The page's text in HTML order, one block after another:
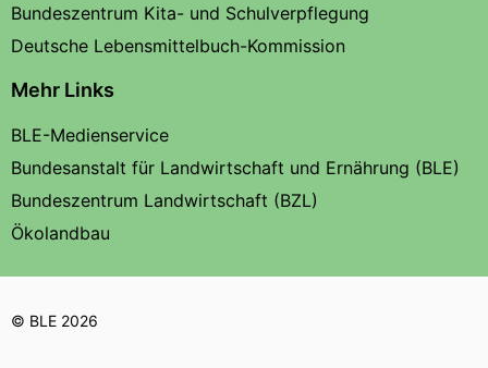
Bundeszentrum Kita- und Schulverpflegung
Deutsche Lebensmittelbuch-Kommission
Mehr Links
BLE-Medienservice
Bundesanstalt für Landwirtschaft und Ernährung (BLE)
Bundeszentrum Landwirtschaft (BZL)
Ökolandbau
© BLE 2026